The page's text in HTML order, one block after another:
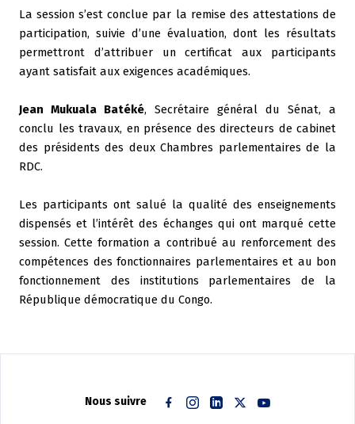
La session s’est conclue par la remise des attestations de
participation, suivie d’une évaluation, dont les résultats
permettront d’attribuer un certificat aux participants
ayant satisfait aux exigences académiques.
Jean Mukuala Batéké, Secrétaire général du Sénat, a
conclu les travaux, en présence des directeurs de cabinet
des présidents des deux Chambres parlementaires de la
RDC.
Les participants ont salué la qualité des enseignements
dispensés et l’intérêt des échanges qui ont marqué cette
session. Cette formation a contribué au renforcement des
compétences des fonctionnaires parlementaires et au bon
fonctionnement des institutions parlementaires de la
République démocratique du Congo.
Nous suivre